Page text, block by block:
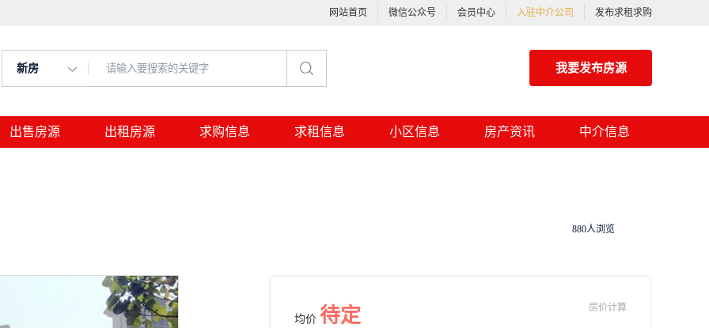
网站首页 微信公众号 会员中心 入驻中介公司 发布求租求购
新房 我要发布房源
出售房源 出租房源 求购信息 求租信息 小区信息 房产资讯 中介信息
880人浏览
均价 待定 房价计算